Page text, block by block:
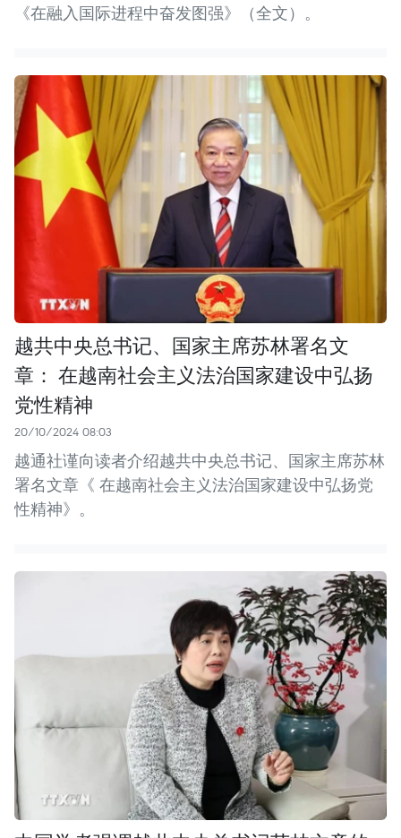
《在融入国际进程中奋发图强》（全文）。
越共中央总书记、国家主席苏林署名文
章： 在越南社会主义法治国家建设中弘扬
党性精神
20/10/2024 08:03
越通社谨向读者介绍越共中央总书记、国家主席苏林
署名文章《 在越南社会主义法治国家建设中弘扬党
性精神》。